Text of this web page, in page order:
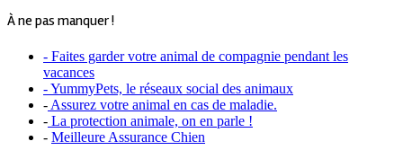
À ne pas manquer !
- Faites garder votre animal de compagnie pendant les
vacances
- YummyPets, le réseaux social des animaux
- Assurez votre animal en cas de maladie.
- La protection animale, on en parle !
- Meilleure Assurance Chien